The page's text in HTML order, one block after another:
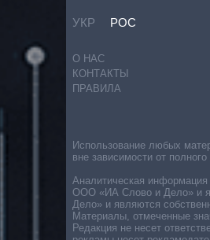
УКР РОС
О НАС
КОНТАКТЫ
ПРАВИЛА
Использование любых
вне зависимости от
Аналитическая
ООО «ИА Слово и Дело» и
Дело» и являются
Материалы, отмеченные
Редакция не несет